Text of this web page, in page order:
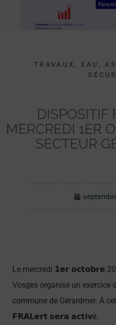
TRAVAUX, EAU,
DISPOSITIF
MERCREDI 1ER
SECTEUR
Le mercredi 𝟭𝗲𝗿 𝗼𝗰𝘁𝗼𝗯𝗿𝗲
Vosges organise un exercice
commune de Gérardmer. À
𝗙𝗥𝗔𝗟𝗲𝗿𝘁 𝘀𝗲𝗿𝗮 𝗮𝗰𝘁𝗶𝘃é.